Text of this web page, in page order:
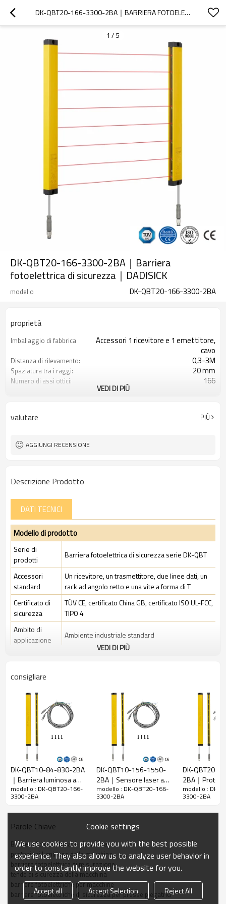
DK-QBT20-166-3300-2BA｜BARRIERA FOTOELETTRICA DI SICUREZZA｜DADISICK
1 / 5
DK-QBT20-166-3300-2BA｜Barriera
fotoelettrica di sicurezza｜DADISICK
modello DK-QBT20-166-3300-2BA
proprietà
Imballaggio di fabbrica
Accessori 1 ricevitore e 1 emettitore,
cavo
Distanza di rilevamento: 0,3-3M
Spaziatura tra i raggi: 20 mm
Numero di assi ottici: 166
Spina di interfaccia Dotato di connettore M8
VEDI DI PIÙ
valutare PIÙ
AGGIUNGI RECENSIONE
Descrizione Prodotto
DATI TECNICI
Modello di prodotto
Serie di
prodotti
Barriera fotoelettrica di sicurezza serie DK-QBT
Accessori
standard
Un ricevitore, un trasmettitore, due linee dati, un
rack ad angolo retto e una vite a forma di T
Certificato di
sicurezza
TÜV CE, certificato China GB, certificato ISO UL-FCC,
TIPO 4
Ambito di
applicazione
Ambiente industriale standard
Spazio tra i
Rileva la
precisione
28 mm
Quantità di
travi
Raggio
d'azione
3300 mm
Taglia del
prodotto
15mm*30mm*L, L è la lunghezza dell'emettitore e
del ricevitore.
Distanza di
rilevamento
30-3000mm
risposta
≤15ms
Dati meccanici
Materiale
dell'alloggiamentoMetallo
VEDI DI PIÙ
consigliare
DK-QBT10-84-830-2BA
｜Barriera luminosa a
infrarossi｜DADISICK
modello : DK-QBT20-166-
3300-2BA
DK-QBT10-156-1550-
2BA｜Sensore laser a
tenda｜DADISICK
modello : DK-QBT20-166-
3300-2BA
DK-QBT20-
2BA｜
luminose per
piegatrici｜
modello : DK-
3300-2BA
Parole Chiave
Barriera fotoelettrica di sicurezza
protezioni luminose della macchina
barriera fotoelettrica di misurazione
tende di sicurezza della macchina
barriere fotoelettriche per macchine
barriere fotoelettriche di sicurezza per presse piegatrici
Cookie settings
We use cookies to provide you with the best possible
experience. They also allow us to analyze user behavior in
order to constantly improve the website for you.
Accept all Accept Selection Reject All